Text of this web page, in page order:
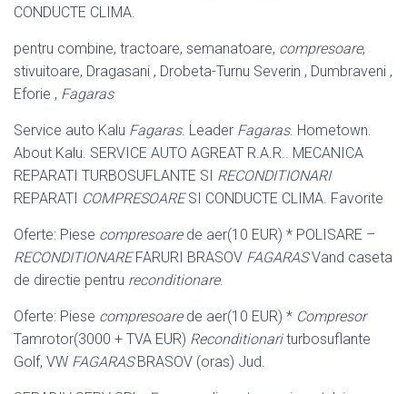
CONDUCTE CLIMA.
pentru combine, tractoare, semanatoare, compresoare,
stivuitoare, Dragasani , Drobeta-Turnu Severin , Dumbraveni ,
Eforie , Fagaras
Service auto Kalu Fagaras. Leader Fagaras. Hometown.
About Kalu. SERVICE AUTO AGREAT R.A.R.. MECANICA
REPARATI TURBOSUFLANTE SI RECONDITIONARI
REPARATI COMPRESOARESI CONDUCTE CLIMA. Favorite
Oferte: Piese compresoarede aer(10 EUR) * POLISARE –
RECONDITIONAREFARURI BRASOV FAGARASVand caseta
de directie pentru reconditionare.
Oferte: Piese compresoarede aer(10 EUR) * Compresor
Tamrotor(3000 + TVA EUR) Reconditionariturbosuflante
Golf, VW FAGARASBRASOV (oras) Jud.